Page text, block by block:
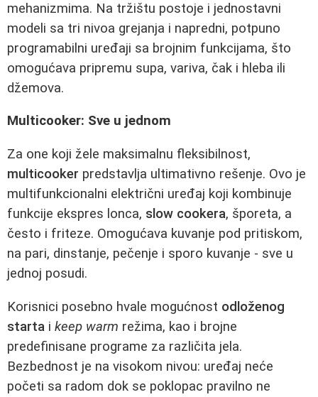
mehanizmima. Na tržištu postoje i jednostavni
modeli sa tri nivoa grejanja i napredni, potpuno
programabilni uređaji sa brojnim funkcijama, što
omogućava pripremu supa, variva, čak i hleba ili
džemova.
Multicooker: Sve u jednom
Za one koji žele maksimalnu fleksibilnost,
multicooker predstavlja ultimativno rešenje. Ovo je
multifunkcionalni električni uređaj koji kombinuje
funkcije ekspres lonca, slow cookera, šporeta, a
često i friteze. Omogućava kuvanje pod pritiskom,
na pari, dinstanje, pečenje i sporo kuvanje - sve u
jednoj posudi.
Korisnici posebno hvale mogućnost odloženog
starta i keep warm režima, kao i brojne
predefinisane programe za različita jela.
Bezbednost je na visokom nivou: uređaj neće
početi sa radom dok se poklopac pravilno ne